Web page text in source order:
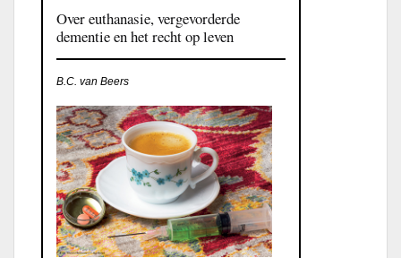
Over euthanasie, vergevorderde
dementie en het recht op leven
B.C. van Beers